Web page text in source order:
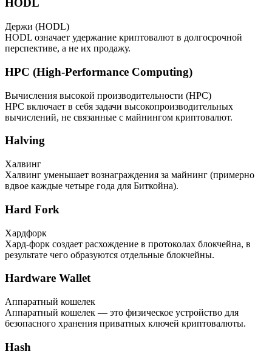
HODL
Держи (HODL)
HODL означает удержание криптовалют в долгосрочной
перспективе, а не их продажу.
HPC (High-Performance Computing)
Вычисления высокой производительности (HPC)
HPC включает в себя задачи высокопроизводительных
вычислений, не связанные с майнингом криптовалют.
Halving
Халвинг
Халвинг уменьшает вознаграждения за майнинг (примерно
вдвое каждые четыре года для Биткойна).
Hard Fork
Хардфорк
Хард-форк создает расхождение в протоколах блокчейна, в
результате чего образуются отдельные блокчейны.
Hardware Wallet
Аппаратный кошелек
Аппаратный кошелек — это физическое устройство для
безопасного хранения приватных ключей криптовалюты.
Hash